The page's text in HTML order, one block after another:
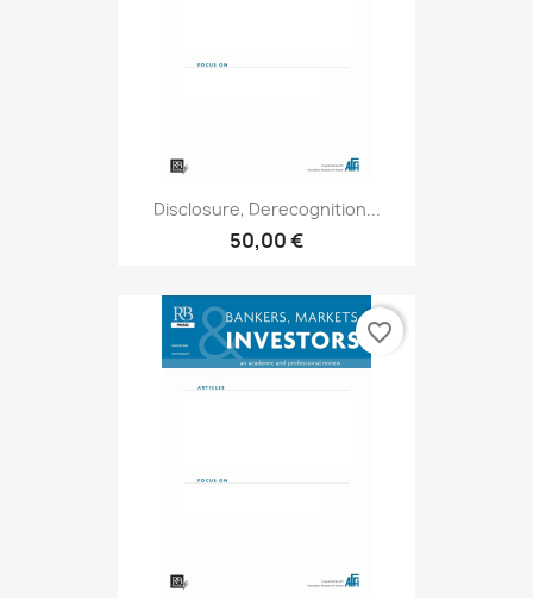
Disclosure, Derecognition...
50,00 €
favorite_border